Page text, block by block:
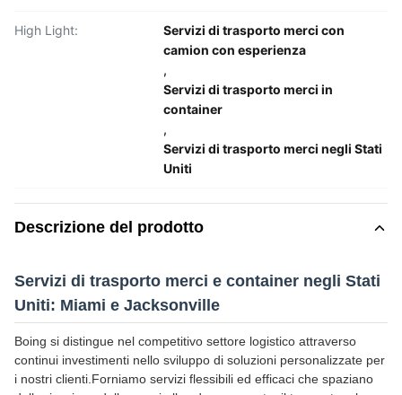
High Light:
Servizi di trasporto merci con
camion con esperienza
,
Servizi di trasporto merci in
container
,
Servizi di trasporto merci negli Stati
Uniti
Descrizione del prodotto
Servizi di trasporto merci e container negli Stati
Uniti: Miami e Jacksonville
Boing si distingue nel competitivo settore logistico attraverso
continui investimenti nello sviluppo di soluzioni personalizzate per
i nostri clienti.Forniamo servizi flessibili ed efficaci che spaziano